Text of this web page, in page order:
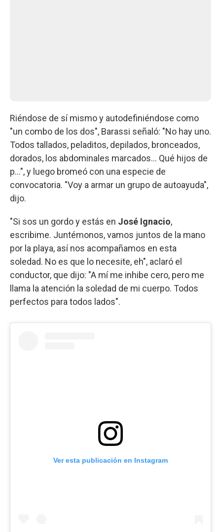
Riéndose de sí mismo y autodefiniéndose como
"un combo de los dos", Barassi señaló: "No hay uno.
Todos tallados, peladitos, depilados, bronceados,
dorados, los abdominales marcados... Qué hijos de
p...", y luego bromeó con una especie de
convocatoria. "Voy a armar un grupo de autoayuda",
dijo.
"Si sos un gordo y estás en José Ignacio,
escribime. Juntémonos, vamos juntos de la mano
por la playa, así nos acompañamos en esta
soledad. No es que lo necesite, eh", aclaró el
conductor, que dijo: "A mí me inhibe cero, pero me
llama la atención la soledad de mi cuerpo. Todos
perfectos para todos lados".
Ver esta publicación en Instagram